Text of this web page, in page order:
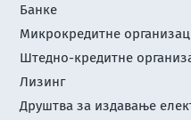
Банке
Микрокредитне
Штедно-кредитне
Лизинг
Друштва за издавање